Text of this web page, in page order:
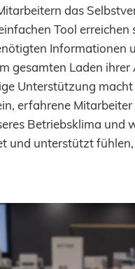
das
Tool
Informationen
gesamten Laden ihrer
Unterstützung
erfahrene
Betriebsklima und
und unterstützt